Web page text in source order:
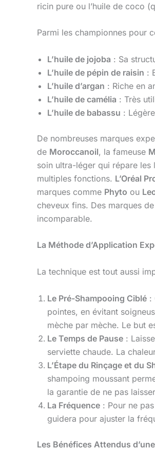
ricin pure ou l’huile de coco
Parmi les championnes pour
L’huile de jojoba : Sa
L’huile de pépin de raisin :
L’huile d’argan : Riche en
L’huile de camélia : Très
L’huile de babassu :
De nombreuses marques
de Moroccanoil, la fameuse
soin ultra-léger qui répare
multiples fonctions. L’Oréal
marques comme Phyto ou
cheveux fins. Des marques
incomparable.
La Méthode d’Application
La technique est tout aussi
Le Pré-Shampooing Ciblé :
pointes, en évitant
mèche par mèche. Le but
Le Temps de Pause :
serviette chaude. La
L’Étape du Rinçage et du
shampoing moussant
la garantie de ne pas
La Fréquence : Pour ne
guidera pour ajuster la
Les Bénéfices Attendus